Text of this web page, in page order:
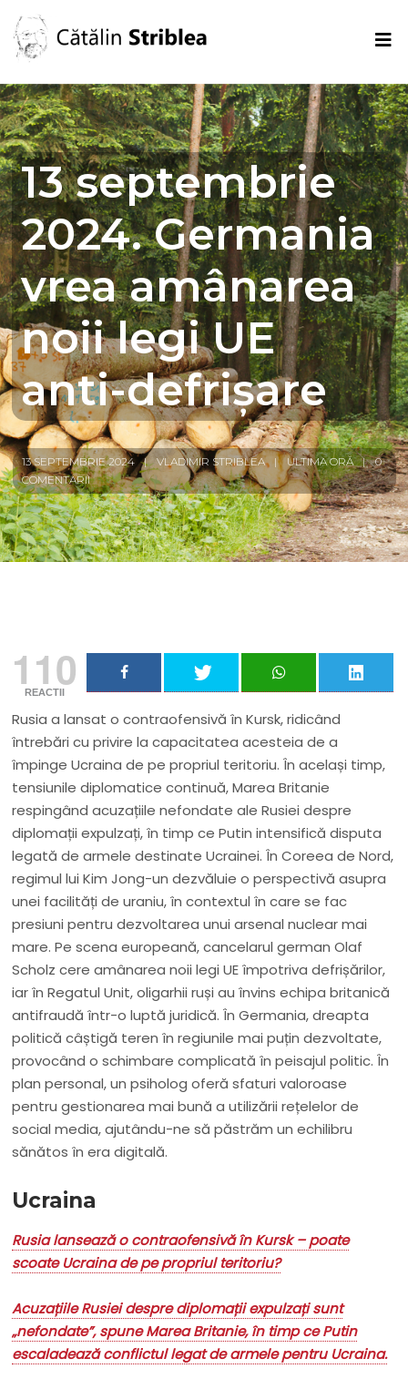
13 septembrie
2024. Germania
vrea amânarea
noii legi UE
anti-defrișare
13 SEPTEMBRIE 2024 VLADIMIR STRIBLEA ULTIMA ORĂ
0
COMENTARII
110
REACTII
Rusia a lansat o contraofensivă în Kursk, ridicând
întrebări cu privire la capacitatea acesteia de a
împinge Ucraina de pe propriul teritoriu. În același timp,
tensiunile diplomatice continuă, Marea Britanie
respingând acuzațiile nefondate ale Rusiei despre
diplomații expulzați, în timp ce Putin intensifică disputa
legată de armele destinate Ucrainei. În Coreea de Nord,
regimul lui Kim Jong-un dezvăluie o perspectivă asupra
unei facilități de uraniu, în contextul în care se fac
presiuni pentru dezvoltarea unui arsenal nuclear mai
mare. Pe scena europeană, cancelarul german Olaf
Scholz cere amânarea noii legi UE împotriva defrișărilor,
iar în Regatul Unit, oligarhii ruși au învins echipa britanică
antifraudă într-o luptă juridică. În Germania, dreapta
politică câștigă teren în regiunile mai puțin dezvoltate,
provocând o schimbare complicată în peisajul politic. În
plan personal, un psiholog oferă sfaturi valoroase
pentru gestionarea mai bună a utilizării rețelelor de
social media, ajutându-ne să păstrăm un echilibru
sănătos în era digitală.
Ucraina
Rusia lansează o contraofensivă în Kursk – poate
scoate Ucraina de pe propriul teritoriu?
Acuzațiile Rusiei despre diplomații expulzați sunt
„nefondate”, spune Marea Britanie, în timp ce Putin
escaladează conflictul legat de armele pentru Ucraina.